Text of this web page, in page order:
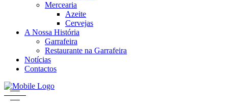
Mercearia
Azeite
Cervejas
A Nossa História
Garrafeira
Restaurante na Garrafeira
Notícias
Contactos